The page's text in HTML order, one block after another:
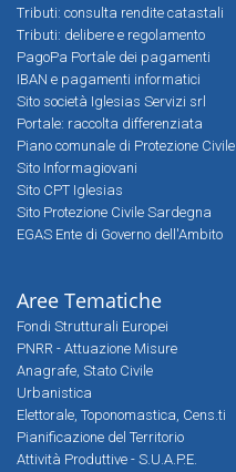
Tributi: consulta rendite catastali
Tributi: delibere e regolamento
PagoPa Portale dei pagamenti
IBAN e pagamenti informatici
Sito società Iglesias Servizi srl
Portale: raccolta differenziata
Piano comunale di Protezione Civile
Sito Informagiovani
Sito CPT Iglesias
Sito Protezione Civile Sardegna
EGAS Ente di Governo dell'Ambito
Aree Tematiche
Fondi Strutturali Europei
PNRR - Attuazione Misure
Anagrafe, Stato Civile
Urbanistica
Elettorale, Toponomastica, Cens.ti
Pianificazione del Territorio
Attività Produttive - S.U.A.P.E.